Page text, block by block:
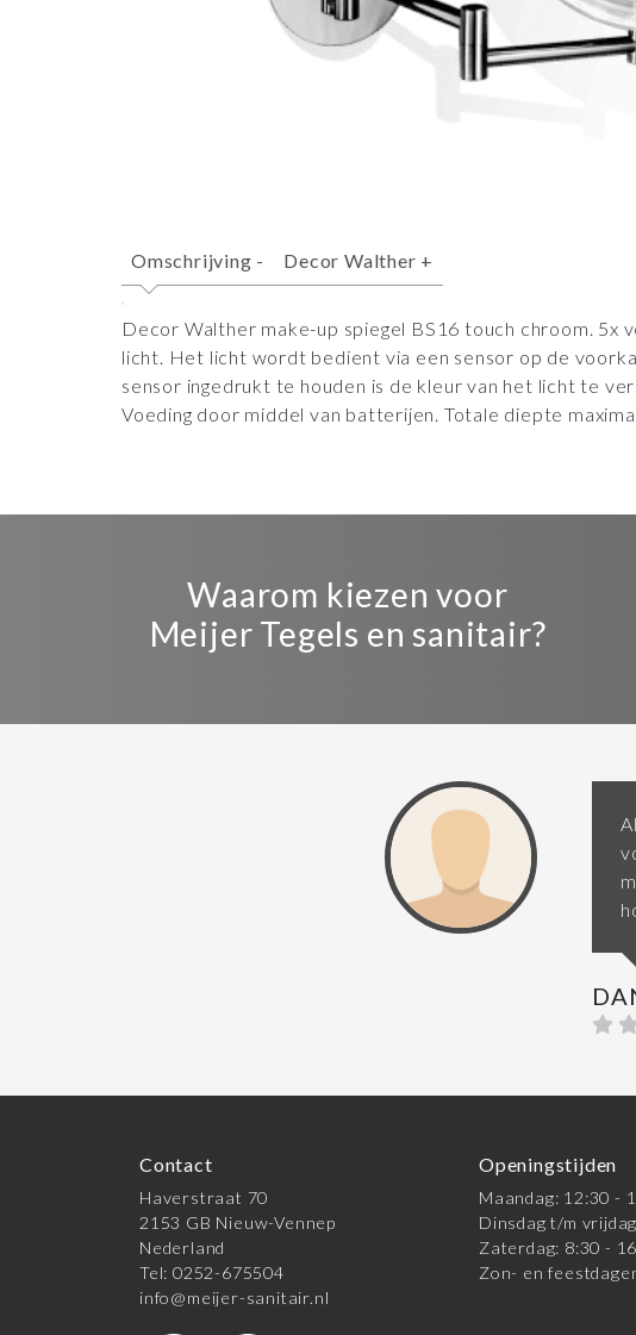
Omschrijving - Decor Walther +
Decor Walther make-up spiegel BS16 touch chroom. 5x
licht. Het licht wordt bedient via een sensor op de
sensor ingedrukt te houden is de kleur van het licht te
Voeding door middel van batterijen. Totale diepte
Waarom kiezen voor
Meijer Tegels en sanitair?
Contact
Haverstraat 70
2153 GB Nieuw-Vennep
Nederland
Tel: 0252-675504
info@meijer-sanitair.nl
Openingstijden
Maandag: 12:30 -
Dinsdag t/m
Zaterdag: 8:30 -
Zon- en